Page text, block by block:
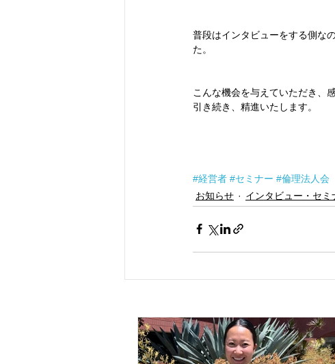
普段はインタビューをする側な
た。
こんな機会を与えていただき、
引き続き、精進いたします。
#経営者 #セミナー #倫理法人会
お知らせ
インタビュー・セミ